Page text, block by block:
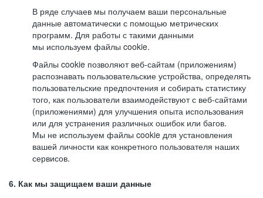
В ряде случаев мы получаем ваши персональные
данные автоматически с помощью метрических
программ. Для работы с такими данными
мы используем файлы cookie.
Файлы cookie позволяют веб-сайтам (приложениям)
распознавать пользовательские устройства, определять
пользовательские предпочтения и собирать статистику
того, как пользователи взаимодействуют с веб-сайтами
(приложениями) для улучшения опыта использования
или для устранения различных ошибок или багов.
Мы не используем файлы cookie для установления
вашей личности как конкретного пользователя наших
сервисов.
6. Как мы защищаем ваши данные